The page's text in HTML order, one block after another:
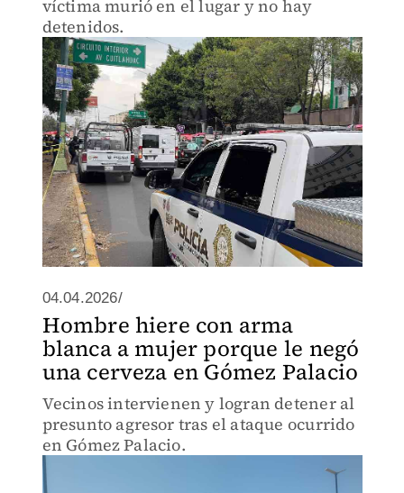
víctima murió en el lugar y no hay
detenidos.
04.04.2026/
Hombre hiere con arma
blanca a mujer porque le negó
una cerveza en Gómez Palacio
Vecinos intervienen y logran detener al
presunto agresor tras el ataque ocurrido
en Gómez Palacio.